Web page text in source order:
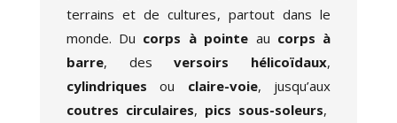
terrains et de cultures, partout dans le
monde. Du corps à pointe au corps à
barre, des versoirs hélicoïdaux,
cylindriques ou claire-voie, jusqu’aux
coutres circulaires, pics sous-soleurs,